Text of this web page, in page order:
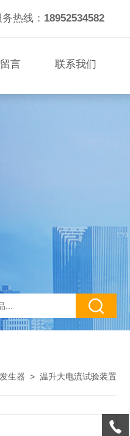
务热线： 18952534582
言 联系我们
生器 > 温升大电流试验装置